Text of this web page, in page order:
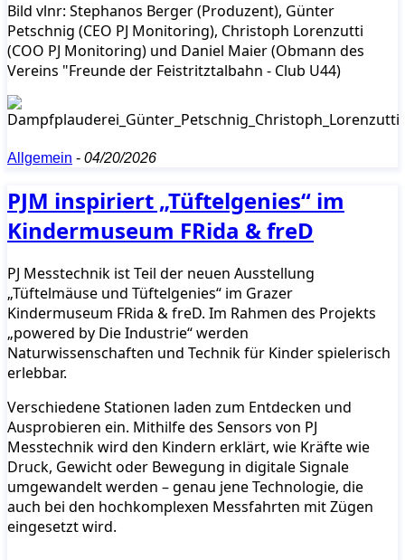
Bild vlnr: Stephanos Berger (Produzent), Günter
Petschnig (CEO PJ Monitoring), Christoph Lorenzutti
(COO PJ Monitoring) und Daniel Maier (Obmann des
Vereins "Freunde der Feistritztalbahn - Club U44)
Allgemein - 04/20/2026
PJM inspiriert „Tüftelgenies“ im
Kindermuseum FRida & freD
PJ Messtechnik ist Teil der neuen Ausstellung
„Tüftelmäuse und Tüftelgenies“ im Grazer
Kindermuseum FRida & freD. Im Rahmen des Projekts
„powered by Die Industrie“ werden
Naturwissenschaften und Technik für Kinder spielerisch
erlebbar.
Verschiedene Stationen laden zum Entdecken und
Ausprobieren ein. Mithilfe des Sensors von PJ
Messtechnik wird den Kindern erklärt, wie Kräfte wie
Druck, Gewicht oder Bewegung in digitale Signale
umgewandelt werden – genau jene Technologie, die
auch bei den hochkomplexen Messfahrten mit Zügen
eingesetzt wird.